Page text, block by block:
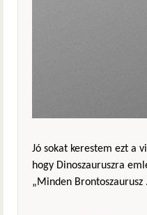
Jó sokat kerestem ezt a
hogy Dinoszauruszra
„Minden Brontoszaurusz